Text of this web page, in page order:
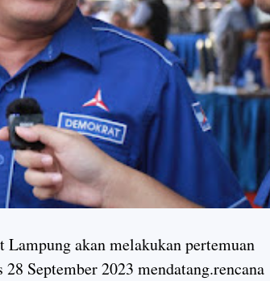
akan melakukan pertemuan
September 2023 mendatang.rencana